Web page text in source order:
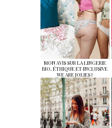
MON AVIS SUR LA LINGERIE
BIO, ÉTHIQUE ET INCLUSIVE
WE ARE JOLIES !